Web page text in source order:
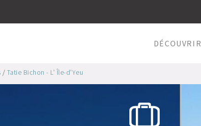
DÉCOUVRIR
/ Tatie Bichon - L' Île-d'Yeu